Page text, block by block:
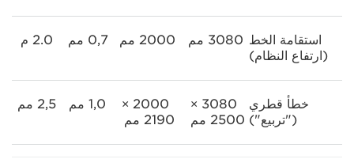
استقامة الخط
(ارتفاع النظام)
3080 مم 2000 مم 0,7 مم 2.0 م
خطأ قطري
("تربيع")
3080 ×
2500 مم
2000 ×
2190 مم
1,0 مم 2,5 مم